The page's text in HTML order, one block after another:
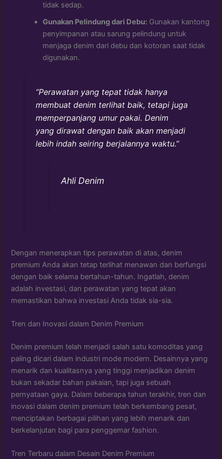
tidak sedap.
Gunakan Pelindung dari Debu: Gunakan kantong
penyimpanan atau sarung pelindung untuk
menjaga denim dari debu dan kotoran saat tidak
digunakan.
“Perawatan yang tepat tidak hanya
membuat denim terlihat baik, tetapi juga
memperpanjang umur pakai. Denim
yang dirawat dengan baik akan menjadi
lebih indah seiring berjalannya waktu.”
Ahli Denim
Dengan menerapkan tips perawatan di atas, denim
premium Anda akan tetap terlihat menawan dan berfungsi
dengan baik selama bertahun-tahun. Ingatlah, denim
adalah investasi, dan perawatan yang tepat akan
memastikan bahwa investasi Anda tidak sia-sia.
Tren dan Inovasi dalam Denim Premium
Denim premium telah menjadi salah satu komoditas yang
paling dicari dalam industri mode modern. Desainnya yang
menarik dan kualitasnya yang tinggi menjadikan denim
bukan sekadar bahan pakaian, tapi juga sebuah
pernyataan gaya. Dalam beberapa tahun terakhir, tren dan
inovasi dalam denim premium telah berkembang pesat,
menciptakan berbagai pilihan yang lebih menarik dan
berkelanjutan bagi para penggemar fashion.
Tren Terbaru dalam Desain Denim Premium